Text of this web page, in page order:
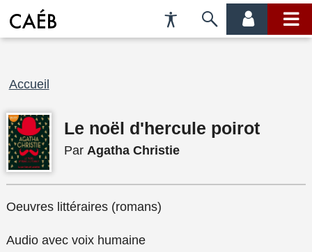
Préférences
d'accessibilité
Passer
menu
menu
Fil
Accueil
Le noël d'hercule poirot
Par Agatha Christie
Oeuvres littéraires (romans)
Audio avec voix humaine